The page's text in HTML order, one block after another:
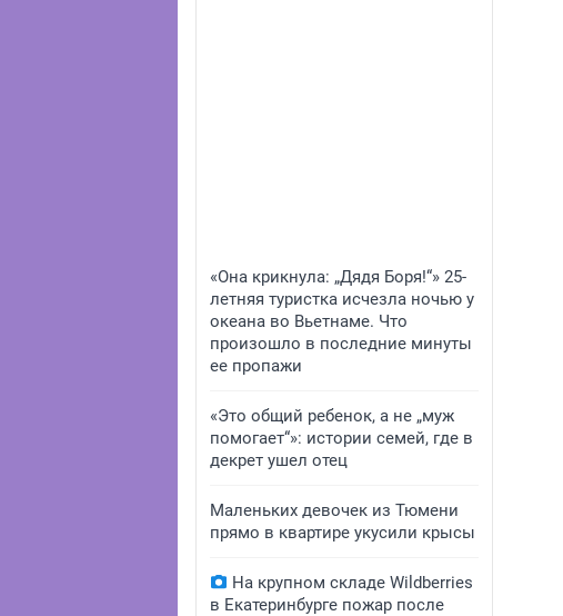
«Она крикнула: „Дядя Боря!“» 25-
летняя туристка исчезла ночью у
океана во Вьетнаме. Что
произошло в последние минуты
ее пропажи
«Это общий ребенок, а не „муж
помогает“»: истории семей, где в
декрет ушел отец
Маленьких девочек из Тюмени
прямо в квартире укусили крысы
На крупном складе Wildberries
в Екатеринбурге пожар после